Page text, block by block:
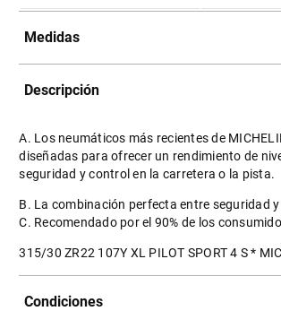
Medidas
Descripción
A. Los neumáticos más recientes de
diseñadas para ofrecer un rendimiento de
seguridad y control en la carretera o la pista.
B. La combinación perfecta entre seguridad
C. Recomendado por el 90% de los
315/30 ZR22 107Y XL PILOT SPORT 4 S *
Condiciones